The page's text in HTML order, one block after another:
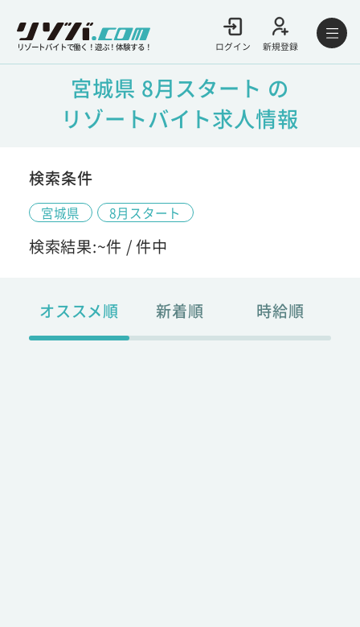
リゾートバイトで働く！遊ぶ！体験する！ ログイン 新規登録
宮城県 8月スタート の
リゾートバイト求人情報
検索条件
宮城県 8月スタート
検索結果:~件 /件中
オススメ順 新着順 時給順